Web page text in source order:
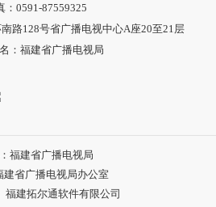
：0591-87559325
路128号省广播电视中心A座20至21层
：福建省广播电视局
福建省广播电视局
建省广播电视局办公室
福建拓尔通软件有限公司